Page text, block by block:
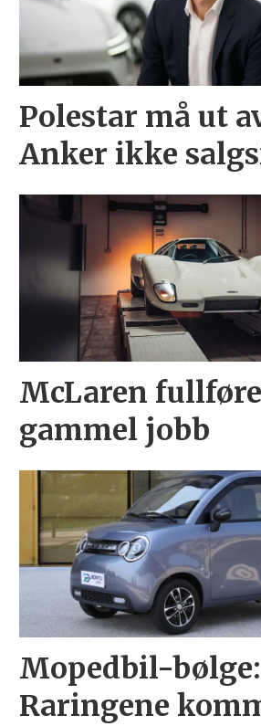
Polestar må ut
Anker ikke
McLaren
gammel jobb
Mopedbil-bølge:
Raringene